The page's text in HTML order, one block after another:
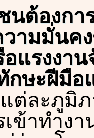
นต้องก
ามมั่นค
แรงงาน
ษะฝีมือ
ต่ละภูมิ
ข้าทำงา